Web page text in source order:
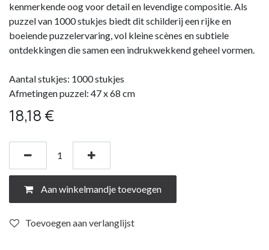
kenmerkende oog voor detail en levendige compositie. Als
puzzel van 1000 stukjes biedt dit schilderij een rijke en
boeiende puzzelervaring, vol kleine scènes en subtiele
ontdekkingen die samen een indrukwekkend geheel vormen.
Aantal stukjes: 1000 stukjes
Afmetingen puzzel: 47 x 68 cm
18,18 €
Aan winkelmandje toevoegen
Toevoegen aan verlanglijst